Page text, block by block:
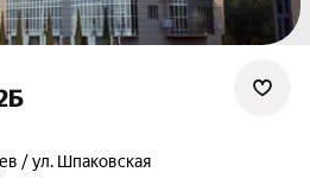
/ ул. Шпаковская